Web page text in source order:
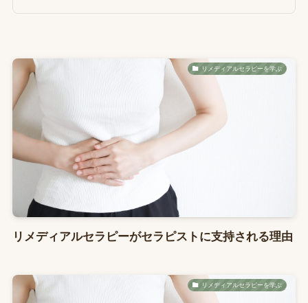
リメディアルセラピーを学ぶ
リメディアルセラピーがセラピストに支持される理由
リメディアルセラピーを学ぶ